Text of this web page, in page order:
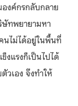
งค์กรกลับกลาย
ทพยายามหา
นไม่ได้อยู่ในพื้นที่
งแรงก็เป็นไปได้
วเอง จึงทำให้